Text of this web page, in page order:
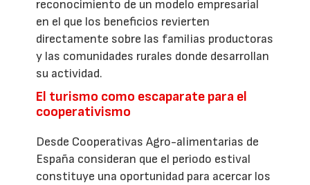
reconocimiento de un modelo empresarial
en el que los beneficios revierten
directamente sobre las familias productoras
y las comunidades rurales donde desarrollan
su actividad.
El turismo como escaparate para el
cooperativismo
Desde Cooperativas Agro-alimentarias de
España consideran que el periodo estival
constituye una oportunidad para acercar los